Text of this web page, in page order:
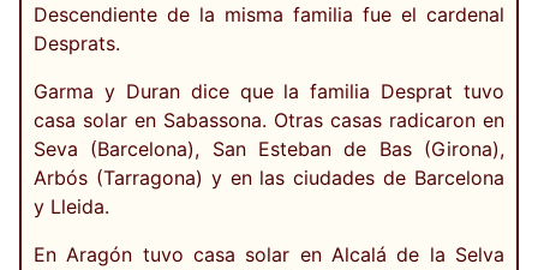
Descendiente de la misma familia fue el cardenal
Desprats.
Garma y Duran dice que la familia Desprat tuvo
casa solar en Sabassona. Otras casas radicaron en
Seva (Barcelona), San Esteban de Bas (Girona),
Arbós (Tarragona) y en las ciudades de Barcelona
y Lleida.
En Aragón tuvo casa solar en Alcalá de la Selva